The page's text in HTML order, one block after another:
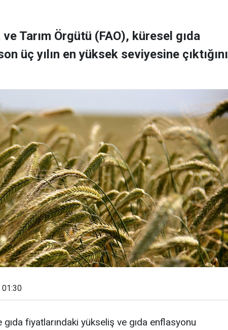
Tarım Örgütü (FAO), küresel gıda
üç yılın en yüksek seviyesine çıktığını
01:30
fiyatlarındaki yükseliş ve gıda enflasyonu